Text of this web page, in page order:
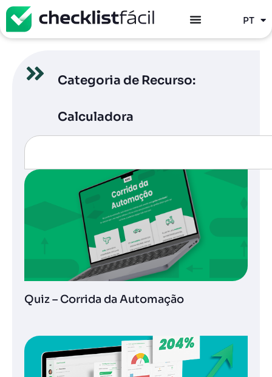
PT
EN
Categoria de Recurso:
Calculadora
Quiz – Corrida da Automação